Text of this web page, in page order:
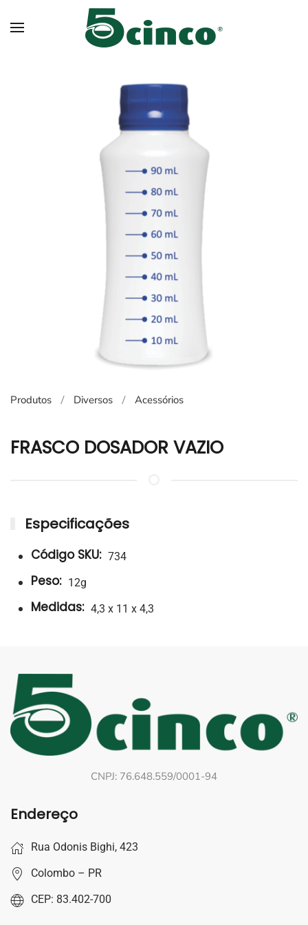
Skip to main content
Produtos Diversos Acessórios
FRASCO DOSADOR VAZIO
Especificações
Código SKU: 734
Peso: 12g
Medidas: 4,3 x 11 x 4,3
CNPJ: 76.648.559/0001-94
Endereço
Rua Odonis Bighi, 423
Colombo – PR
CEP: 83.402-700